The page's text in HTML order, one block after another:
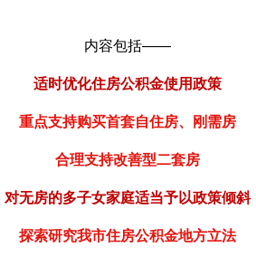
内容包括——
适时优化住房公积金使用政策
重点支持购买首套自住房、刚需房
合理支持改善型二套房
对无房的多子女家庭适当予以政策倾斜
探索研究我市住房公积金地方立法